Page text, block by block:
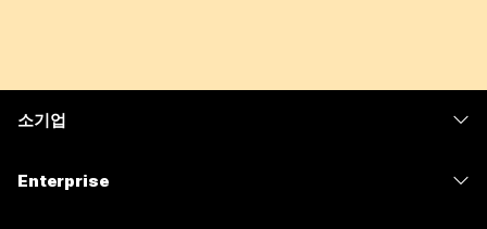
소기업
Enterprise